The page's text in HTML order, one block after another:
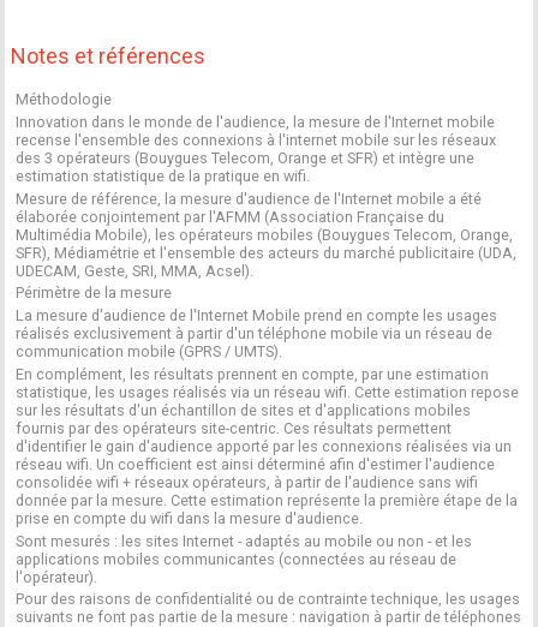
Notes et références
Méthodologie
Innovation dans le monde de l'audience, la mesure de l'Internet mobile
recense l'ensemble des connexions à l'internet mobile sur les réseaux
des 3 opérateurs (Bouygues Telecom, Orange et SFR) et intègre une
estimation statistique de la pratique en wifi.
Mesure de référence, la mesure d'audience de l'Internet mobile a été
élaborée conjointement par l'AFMM (Association Française du
Multimédia Mobile), les opérateurs mobiles (Bouygues Telecom, Orange,
SFR), Médiamétrie et l'ensemble des acteurs du marché publicitaire (UDA,
UDECAM, Geste, SRI, MMA, Acsel).
Périmètre de la mesure
La mesure d'audience de l'Internet Mobile prend en compte les usages
réalisés exclusivement à partir d'un téléphone mobile via un réseau de
communication mobile (GPRS / UMTS).
En complément, les résultats prennent en compte, par une estimation
statistique, les usages réalisés via un réseau wifi. Cette estimation repose
sur les résultats d'un échantillon de sites et d'applications mobiles
fournis par des opérateurs site-centric. Ces résultats permettent
d'identifier le gain d'audience apporté par les connexions réalisées via un
réseau wifi. Un coefficient est ainsi déterminé afin d'estimer l'audience
consolidée wifi + réseaux opérateurs, à partir de l'audience sans wifi
donnée par la mesure. Cette estimation représente la première étape de la
prise en compte du wifi dans la mesure d'audience.
Sont mesurés : les sites Internet - adaptés au mobile ou non - et les
applications mobiles communicantes (connectées au réseau de
l'opérateur).
Pour des raisons de confidentialité ou de contrainte technique, les usages
suivants ne font pas partie de la mesure : navigation à partir de téléphones